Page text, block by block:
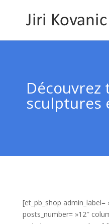
Découvrez
sculptures
[et_pb_shop
posts_number= »12″